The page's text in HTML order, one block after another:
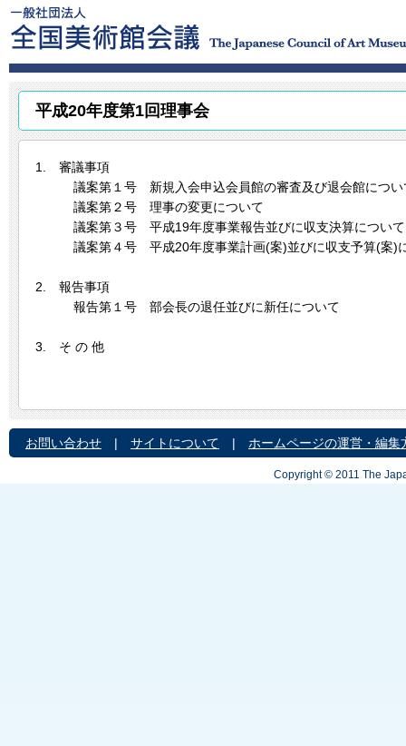
平成20年度第1回理事会
1. 審議事項
議案第１号 新規入会申込会員館の審査及び退会館につい
議案第２号 理事の変更について
議案第３号 平成19年度事業報告並びに収支決算について
議案第４号 平成20年度事業計画(案)並びに収支予算(案)
2. 報告事項
報告第１号 部会長の退任並びに新任について
3. そ の 他
お問い合わせ | サイトについて | ホームページの運営・編集
Copyright © 2011 The